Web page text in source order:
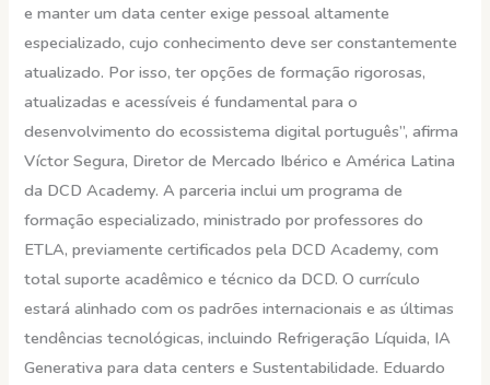
e manter um data center exige pessoal altamente
especializado, cujo conhecimento deve ser constantemente
atualizado. Por isso, ter opções de formação rigorosas,
atualizadas e acessíveis é fundamental para o
desenvolvimento do ecossistema digital português”, afirma
Víctor Segura, Diretor de Mercado Ibérico e América Latina
da DCD Academy. A parceria inclui um programa de
formação especializado, ministrado por professores do
ETLA, previamente certificados pela DCD Academy, com
total suporte acadêmico e técnico da DCD. O currículo
estará alinhado com os padrões internacionais e as últimas
tendências tecnológicas, incluindo Refrigeração Líquida, IA
Generativa para data centers e Sustentabilidade. Eduardo